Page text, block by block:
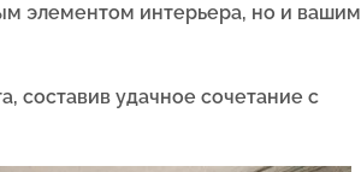
элементом интерьера, но и вашим
составив удачное сочетание с